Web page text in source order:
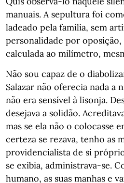
manuais. A sepultura foi
ladeado pela família, sem
personalidade por
calculada ao milímetro,
Não sou capaz de o
Salazar não oferecia nada a
não era sensível à lisonja.
desejava a solidão.
mas se ela não o colocasse
certeza se rezava, tenho as
providencialista de si
se exibia, administrava-se.
humano, as suas manhas e